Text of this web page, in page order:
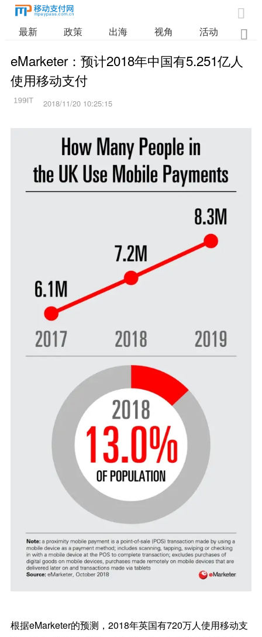

最新 政策 出海 视角 活动 业

eMarketer：预计2018年中国有5.251亿人
使用移动支付
2018/11/20 10:25:15
根据eMarketer的预测，2018年英国有720万人使用移动支